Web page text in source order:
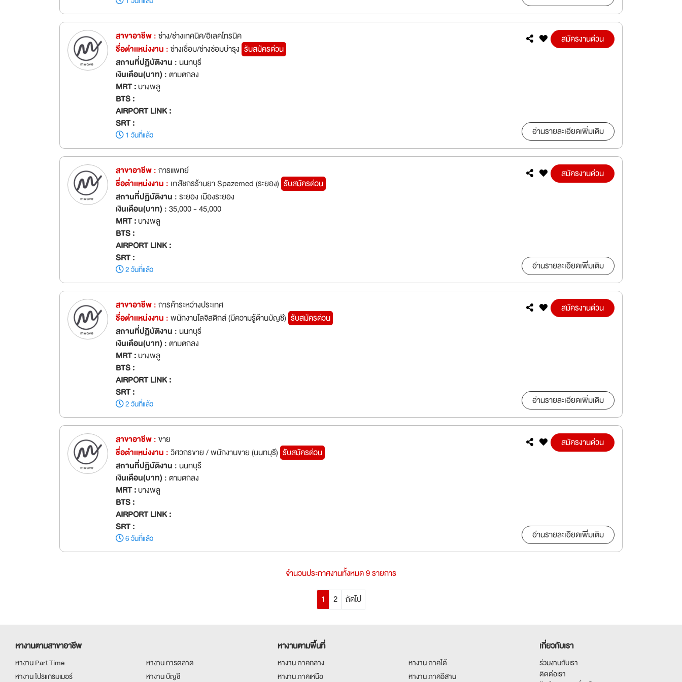
สาขาอาชีพ :ช่าง/ช่างเทคนิค/อิเลคโทรนิค
ชื่อตำเเหน่งงาน :ช่างเชื่อม/ช่างซ่อมบำรุง รับสมัครด่วน
สถานที่ปฏิบัติงาน : นนทบุรี
เงินเดือน(บาท) :ตามตกลง
MRT :บางพลู
BTS :
AIRPORT LINK :
SRT :
1 วันที่แล้ว
สมัครงานด่วน
อ่านรายละเอียดเพิ่มเติม
สาขาอาชีพ :การแพทย์
ชื่อตำเเหน่งงาน : เภสัชกรร้านยา Spazemed (ระยอง) รับสมัครด่วน
สถานที่ปฏิบัติงาน :ระยอง เมืองระยอง
เงินเดือน(บาท) :35,000 - 45,000
MRT :บางพลู
BTS :
AIRPORT LINK :
SRT :
2 วันที่แล้ว
สมัครงานด่วน
อ่านรายละเอียดเพิ่มเติม
สาขาอาชีพ :การค้าระหว่างประเทศ
ชื่อตำเเหน่งงาน :พนักงานโลจิสติกส์ (มีความรู้ด้านบัญชี) รับสมัครด่วน
สถานที่ปฏิบัติงาน : นนทบุรี
เงินเดือน(บาท) :ตามตกลง
MRT :บางพลู
BTS :
AIRPORT LINK :
SRT :
2 วันที่แล้ว
สมัครงานด่วน
อ่านรายละเอียดเพิ่มเติม
สาขาอาชีพ :ขาย
ชื่อตำเเหน่งงาน :วิศวกรขาย / พนักงานขาย (นนทบุรี) รับสมัครด่วน
สถานที่ปฏิบัติงาน : นนทบุรี
เงินเดือน(บาท) :ตามตกลง
MRT :บางพลู
BTS :
AIRPORT LINK :
SRT :
6 วันที่แล้ว
สมัครงานด่วน
อ่านรายละเอียดเพิ่มเติม
จำนวนประกาศงานทั้งหมด 9 รายการ
1
2 ถัดไป
หางานตามสาขาอาชีพ
หางาน Part Time
หางาน การตลาด
หางาน โปรแกรมเมอร์
หางาน บัญชี
หางานตามพื้นที่
หางาน ภาคกลาง
หางาน ภาคใต้
หางาน ภาคเหนือ
หางาน ภาคอีสาน
เกี่ยวกับเรา
ร่วมงานกับเรา
ติดต่อเรา